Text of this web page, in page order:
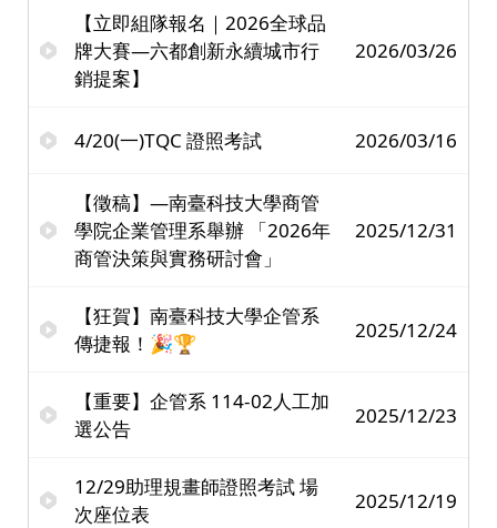
【立即組隊報名｜2026全球品
牌大賽—六都創新永續城市行
銷提案】
2026/03/26
4/20(一)TQC 證照考試 2026/03/16
【徵稿】—南臺科技大學商管
學院企業管理系舉辦 「2026年
商管決策與實務研討會」
2025/12/31
【狂賀】南臺科技大學企管系
傳捷報！🎉🏆
2025/12/24
【重要】企管系 114-02人工加
選公告
2025/12/23
12/29助理規畫師證照考試 場
次座位表
2025/12/19